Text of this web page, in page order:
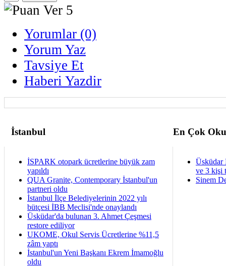
Yorumlar (0)
Yorum Yaz
Tavsiye Et
Haberi Yazdir
İstanbul En Çok
İSPARK otopark ücretlerine büyük zam
yapıldı
QUA Granite, Contemporary İstanbul'un
partneri oldu
İstanbul İlçe Belediyelerinin 2022 yılı
bütçesi İBB Meclisi'nde onaylandı
Üsküdar'da bulunan 3. Ahmet Çeşmesi
restore ediliyor
UKOME, Okul Servis Ücretlerine %11,5
zâm yaptı
İstanbul'un Yeni Başkanı Ekrem İmamoğlu
oldu
Üsküdar
ve 3 kişi
Sinem